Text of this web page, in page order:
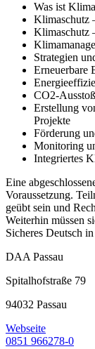
Was ist
Klimaschutz
Klimaschutz
Strategien
Erneuerbare
CO2-
Erstellung
Projekte
Förderung
Monitoring
Integriertes
Eine
Voraussetzung.
geübt sein und
Weiterhin müssen
Sicheres Deutsch
DAA Passau
Spitalhofstraße 79
94032 Passau
Webseite
0851 966278-0